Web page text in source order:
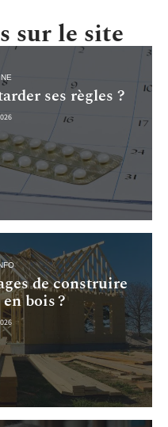
sur le site
ses règles ?
de construire
bois ?